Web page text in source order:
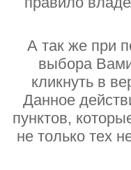
А так же при
выбора
кликнуть в
Данное
пунктов,
не только тех